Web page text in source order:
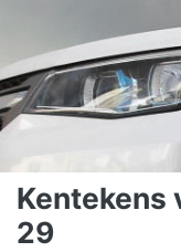
Kentekens
29